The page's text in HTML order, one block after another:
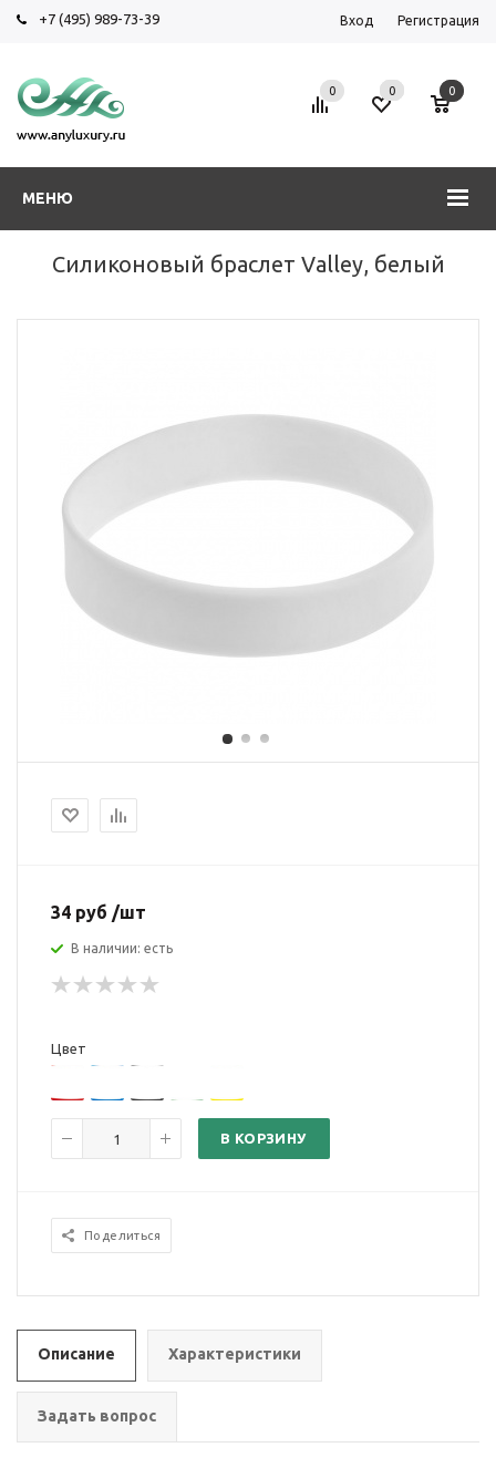
+7 (495) 989-73-39 Вход Регистрация
МЕНЮ
0 0 0
Силиконовый браслет Valley, белый
34 руб /шт
В наличии: есть
Цвет
В КОРЗИНУ
Поделиться
Описание Характеристики
Задать вопрос